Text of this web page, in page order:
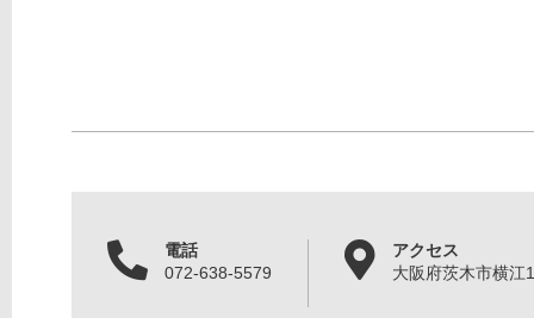
電話
072-638-5579
アクセス
大阪府茨木市横江